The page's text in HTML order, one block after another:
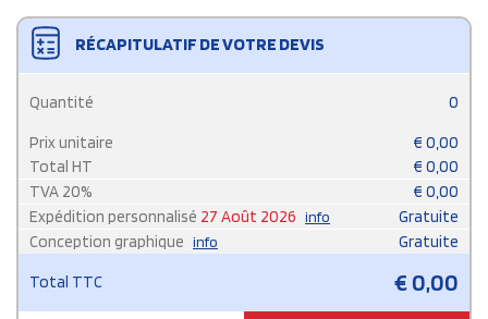
RÉCAPITULATIF DE VOTRE DEVIS
Quantité 0
Prix unitaire € 0,00
Total HT
€ 0,00
TVA 20% € 0,00
Expédition personnalisé 27 Août 2026 info
Gratuite
Conception graphique info Gratuite
Total TTC €0,00